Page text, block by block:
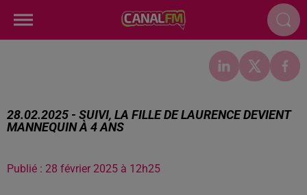
28.02.2025 - SUIVI, LA FILLE DE LAURENCE DEVIENT
MANNEQUIN À 4 ANS
Publié : 28 février 2025 à 12h25